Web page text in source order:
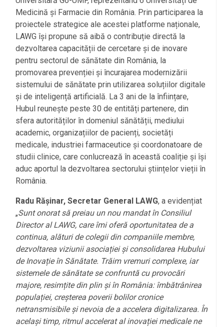
Medicină și Farmacie din România. Prin participarea la
proiectele strategice ale acestei platforme naționale,
LAWG își propune să aibă o contribuție directă la
dezvoltarea capacității de cercetare și de inovare
pentru sectorul de sănătate din România, la
promovarea prevenției și încurajarea modernizării
sistemului de sănătate prin utilizarea soluțiilor digitale
și de inteligență artificială. La 3 ani de la înființare,
Hubul reunește peste 30 de entități partenere, din
sfera autorităților în domeniul sănătății, mediului
academic, organizațiilor de pacienți, societăți
medicale, industriei farmaceutice și coordonatoare de
studii clinice, care conlucrează în această coaliție și își
aduc aportul la dezvoltarea sectorului științelor vieții în
România.
Radu Rășinar, Secretar General LAWG, a evidențiat
„Sunt onorat să preiau un nou mandat în Consiliul
Director al LAWG, care îmi oferă oportunitatea de a
continua, alături de colegii din companiile membre,
dezvoltarea viziunii asociației și consolidarea Hubului
de Inovație în Sănătate. Trăim vremuri complexe, iar
sistemele de sănătate se confruntă cu provocări
majore, resimțite din plin și în România: îmbătrânirea
populației, creșterea poverii bolilor cronice
netransmisibile și nevoia de a accelera digitalizarea. În
același timp, ritmul accelerat al inovației medicale ne